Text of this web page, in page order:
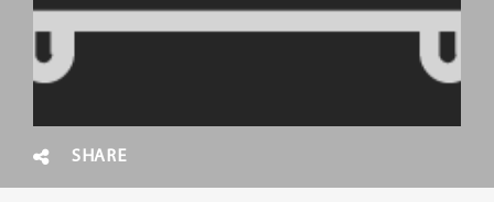
SHARE